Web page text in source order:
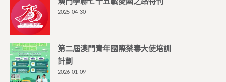
澳門學聯七十五載愛國之路特刊
2025-04-30
第二屆澳門青年國際禁毒大使培訓
計劃
2026-01-09